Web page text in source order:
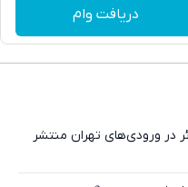
واتساپ
دریافت وام
در ورودی‌های تهران منتشر